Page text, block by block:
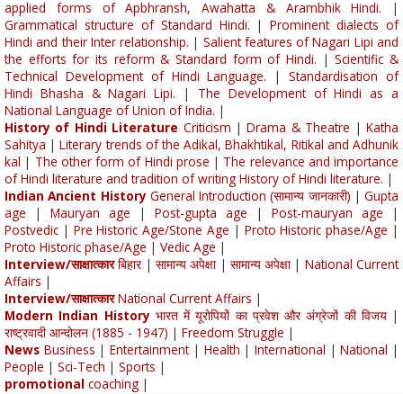
applied forms of Apbhransh, Awahatta & Arambhik Hindi. |
Grammatical structure of Standard Hindi. |Prominent dialects of
Hindi and their Inter relationship. | Salient features of Nagari Lipi and
the efforts for its reform & Standard form of Hindi. |Scientific &
Technical Development of Hindi Language. |Standardisation of
Hindi Bhasha & Nagari Lipi. | The Development of Hindi as a
National Language of Union of India. |
History of Hindi Literature Criticism |Drama & Theatre |Katha
Sahitya |Literary trends of the Adikal, Bhakhtikal, Ritikal and Adhunik
kal | The other form of Hindi prose | The relevance and importance
of Hindi literature and tradition of writing History of Hindi literature. |
Indian Ancient History General Introduction (सामान्य जानकारी) | Gupta
age | Mauryan age | Post-gupta age | Post-mauryan age |
Postvedic | Pre Historic Age/Stone Age | Proto Historic phase/Age |
Proto Historic phase/Age | Vedic Age |
Interview/साक्षात्कार बिहार | सामान्य अपेक्षा | सामान्य अपेक्षा | National Current
Affairs |
Interview/साक्षात्कार National Current Affairs |
Modern Indian History भारत में यूरोपियों का प्रवेश और अंग्रेजों की विजय|
राष्ट्रवादी आन्दोलन (1885 - 1947) | Freedom Struggle |
News Business |Entertainment| Health | International |National |
People | Sci-Tech | Sports |
promotional coaching |